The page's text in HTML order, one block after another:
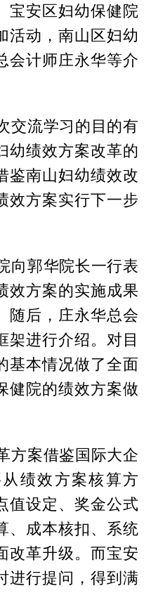
宝安区妇幼保健院
活动，南山区妇幼
会计师庄永华等介
交流学习的目的有
幼绩效方案改革的
鉴南山妇幼绩效改
效方案实行下一步
向郭华院长一行表
效方案的实施成果
随后，庄永华总会
架进行介绍。对目
基本情况做了全面
健院的绩效方案做
方案借鉴国际大企
绩效方案核算方
值设定、奖金公式
、成本核扣、系统
改革升级。而宝安
进行提问，得到满